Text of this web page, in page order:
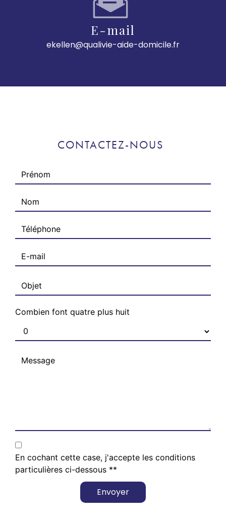
E-mail
ekellen@qualivie-aide-domicile.fr
CONTACTEZ-NOUS
Combien font quatre plus huit
En cochant cette case, j'accepte les conditions
particulières ci-dessous **
Envoyer